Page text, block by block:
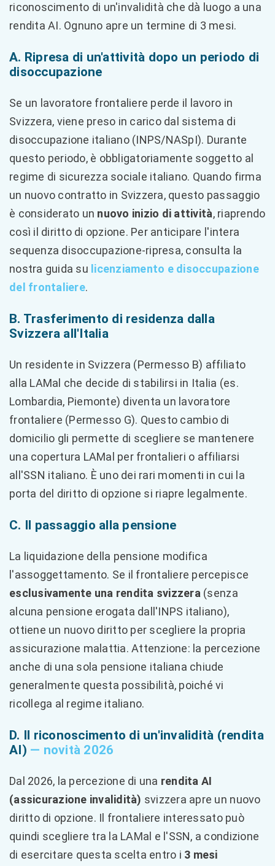
riconoscimento di un'invalidità che dà luogo a una
rendita AI. Ognuno apre un termine di 3 mesi.
A. Ripresa di un'attività dopo un periodo di
disoccupazione
Se un lavoratore frontaliere perde il lavoro in
Svizzera, viene preso in carico dal sistema di
disoccupazione italiano (INPS/NASpI). Durante
questo periodo, è obbligatoriamente soggetto al
regime di sicurezza sociale italiano. Quando firma
un nuovo contratto in Svizzera, questo passaggio
è considerato un nuovo inizio di attività, riaprendo
così il diritto di opzione. Per anticipare l'intera
sequenza disoccupazione-ripresa, consulta la
nostra guida su licenziamento e disoccupazione
del frontaliere.
B. Trasferimento di residenza dalla
Svizzera all'Italia
Un residente in Svizzera (Permesso B) affiliato
alla LAMal che decide di stabilirsi in Italia (es.
Lombardia, Piemonte) diventa un lavoratore
frontaliere (Permesso G). Questo cambio di
domicilio gli permette di scegliere se mantenere
una copertura LAMal per frontalieri o affiliarsi
all'SSN italiano. È uno dei rari momenti in cui la
porta del diritto di opzione si riapre legalmente.
C. Il passaggio alla pensione
La liquidazione della pensione modifica
l'assoggettamento. Se il frontaliere percepisce
esclusivamente una rendita svizzera (senza
alcuna pensione erogata dall'INPS italiano),
ottiene un nuovo diritto per scegliere la propria
assicurazione malattia. Attenzione: la percezione
anche di una sola pensione italiana chiude
generalmente questa possibilità, poiché vi
ricollega al regime italiano.
D. Il riconoscimento di un'invalidità (rendita
AI) — novità 2026
Dal 2026, la percezione di una rendita AI
(assicurazione invalidità) svizzera apre un nuovo
diritto di opzione. Il frontaliere interessato può
quindi scegliere tra la LAMal e l'SSN, a condizione
di esercitare questa scelta entro i 3 mesi